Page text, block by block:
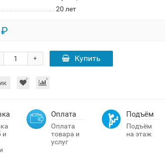
20 лет
+ Купить
и
Оплата
Оплата
товара и
услуг
Подъём
Подъём
на этаж